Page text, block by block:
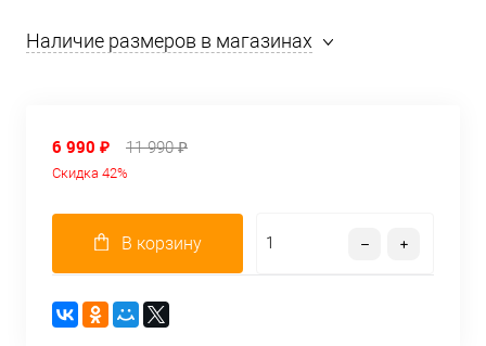
Наличие размеров в магазинах
6 990 ₽ 11 990 ₽
Скидка 42%
В корзину